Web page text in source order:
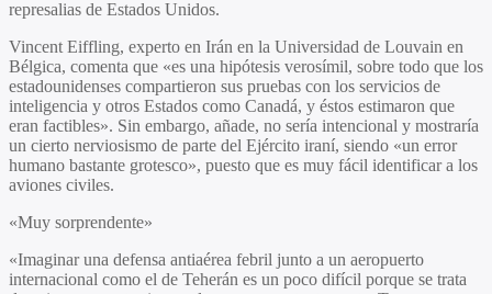
represalias de Estados Unidos.
Vincent Eiffling, experto en Irán en la Universidad de Louvain en
Bélgica, comenta que «es una hipótesis verosímil, sobre todo que los
estadounidenses compartieron sus pruebas con los servicios de
inteligencia y otros Estados como Canadá, y éstos estimaron que
eran factibles». Sin embargo, añade, no sería intencional y mostraría
un cierto nerviosismo de parte del Ejército iraní, siendo «un error
humano bastante grotesco», puesto que es muy fácil identificar a los
aviones civiles.
«Muy sorprendente»
«Imaginar una defensa antiaérea febril junto a un aeropuerto
internacional como el de Teherán es un poco difícil porque se trata